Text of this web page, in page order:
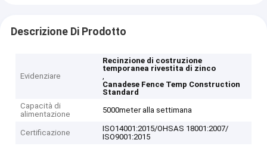
Descrizione Di Prodotto
Evidenziare
Recinzione di costruzione
temporanea rivestita di zinco
,
Canadese Fence Temp Construction
Standard
Capacità di
alimentazione
5000meter alla settimana
Certificazione
ISO14001:2015/OHSAS 18001:2007/
ISO9001:2015